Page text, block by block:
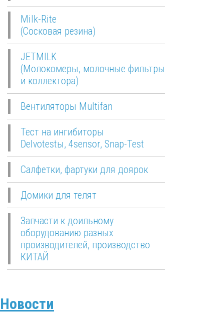
Milk-Rite
(Сосковая резина)
JETMILK
(Молокомеры, молочные фильтры
и коллектора)
Вентиляторы Multifan
Тест на ингибиторы
Delvotestы, 4sensor, Snap-Test
Салфетки, фартуки для доярок
Домики для телят
Запчасти к доильному
оборудованию разных
производителей, производство
КИТАЙ
Новости